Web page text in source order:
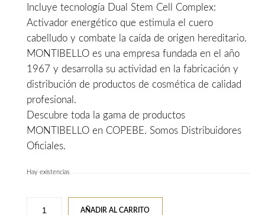
Incluye tecnología Dual Stem Cell Complex:
Activador energético que estimula el cuero
cabelludo y combate la caída de origen hereditario.
MONTIBELLO es una empresa fundada en el año
1967 y desarrolla su actividad en la fabricación y
distribución de productos de cosmética de calidad
profesional.
Descubre toda la gama de productos
MONTIBELLO en COPEBE. Somos Distribuidores
Oficiales.
Hay existencias
AÑADIR AL CARRITO